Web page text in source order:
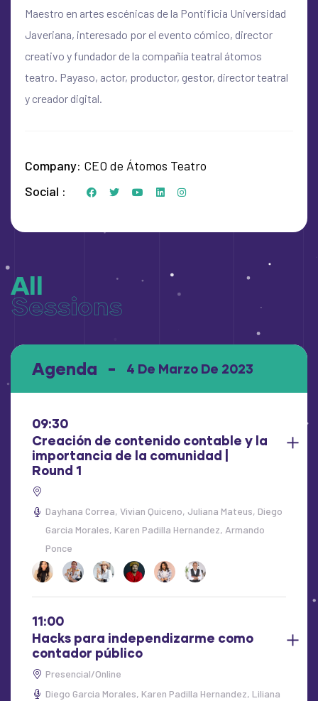
Maestro en artes escénicas de la Pontificia Universidad
Javeriana, interesado por el evento cómico, director
creativo y fundador de la compañía teatral átomos
teatro. Payaso, actor, productor, gestor, director teatral
y creador digital.
Company CEO de Átomos Teatro
Social
All
Sessions
Agenda 4 De Marzo De 2023
09:30
Creación de contenido contable y la
importancia de la comunidad |
Round 1
Dayhana Correa Vivian Quiceno Juliana Mateus Diego
Garcia Morales Karen Padilla Hernandez Armando
Ponce
11:00
Hacks para independizarme como
contador público
Presencial/Online
Diego Garcia Morales Karen Padilla Hernandez Liliana